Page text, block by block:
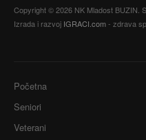
Copyright © 2026 NK Mladost BUZIN.
Izrada i razvoj IGRACI.com- zdrava
Početna
Seniori
Veterani